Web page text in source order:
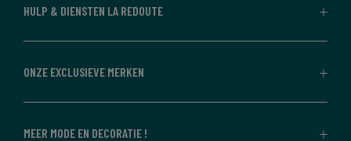
HULP & DIENSTEN LA REDOUTE
ONZE EXCLUSIEVE MERKEN
MEER MODE EN DECORATIE !